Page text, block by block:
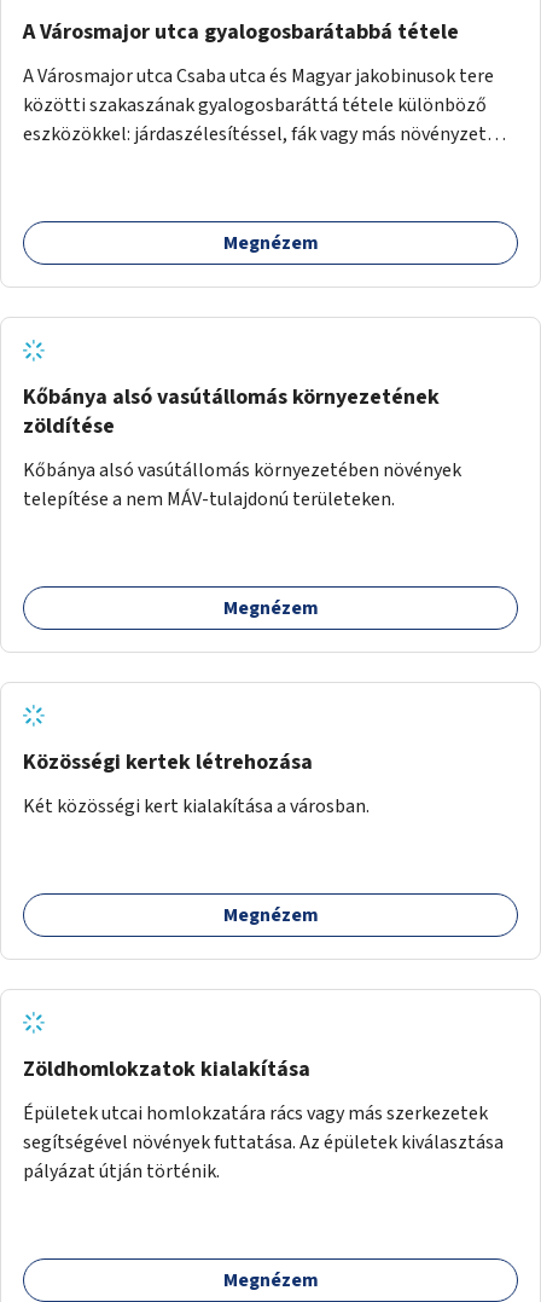
A Városmajor utca gyalogosbarátabbá tétele
A Városmajor utca Csaba utca és Magyar jakobinusok tere
közötti szakaszának gyalogosbaráttá tétele különböző
eszközökkel: járdaszélesítéssel, fák vagy más növényzet
Megnézem
Kőbánya alsó vasútállomás környezetének
zöldítése
Kőbánya alsó vasútállomás környezetében növények
telepítése a nem MÁV-tulajdonú területeken.
Megnézem
Közösségi kertek létrehozása
Két közösségi kert kialakítása a városban.
Megnézem
Zöldhomlokzatok kialakítása
Épületek utcai homlokzatára rács vagy más szerkezetek
segítségével növények futtatása. Az épületek kiválasztása
pályázat útján történik.
Megnézem